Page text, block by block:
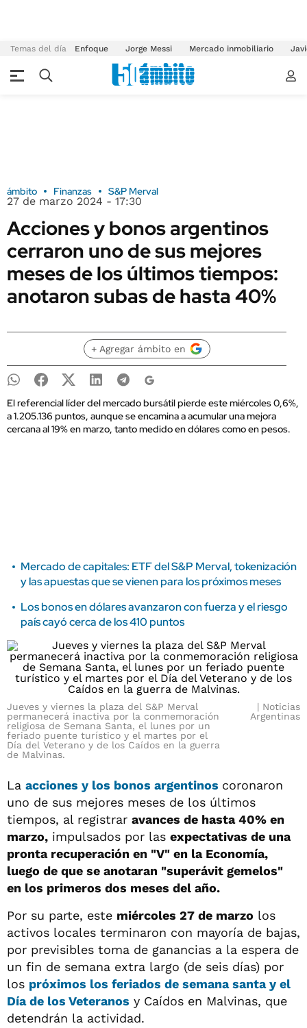
Temas del día Enfoque Jorge Messi Mercado inmobiliario
ámbito Finanzas S&P Merval
27 de marzo 2024 - 17:30
Acciones y bonos argentinos
cerraron uno de sus mejores
meses de los últimos tiempos:
anotaron subas de hasta 40%
+ Agregar ámbito en
El referencial líder del mercado bursátil pierde este miércoles 0,6%,
a 1.205.136 puntos, aunque se encamina a acumular una mejora
cercana al 19% en marzo, tanto medido en dólares como en pesos.
Mercado de capitales: ETF del S&P Merval, tokenización
y las apuestas que se vienen para los próximos meses
Los bonos en dólares avanzaron con fuerza y el riesgo
país cayó cerca de los 410 puntos
Jueves y viernes la plaza del S&P Merval
permanecerá inactiva por la conmemoración
religiosa de Semana Santa, el lunes por un
feriado puente turístico y el martes por el
Día del Veterano y de los Caídos en la guerra
de Malvinas.
Noticias
Argentinas
La acciones y los bonos argentinos coronaron
uno de sus mejores meses de los últimos
tiempos, al registrar avances de hasta 40% en
marzo, impulsados por las expectativas de una
pronta recuperación en "V" en la Economía,
luego de que se anotaran "superávit gemelos"
en los primeros dos meses del año.
Por su parte, este miércoles 27 de marzo los
activos locales terminaron con mayoría de bajas,
por previsibles toma de ganancias a la espera de
un fin de semana extra largo (de seis días) por
los próximos los feriados de semana santa y el
Día de los Veteranos y Caídos en Malvinas, que
detendrán la actividad.